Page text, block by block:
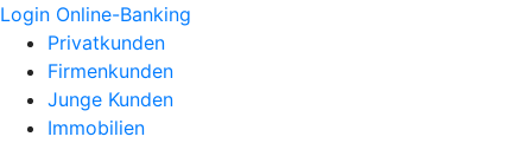
Login Online-Banking
Privatkunden
Firmenkunden
Junge Kunden
Immobilien